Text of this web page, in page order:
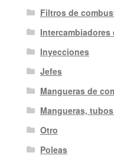
Filtros de
Intercambiadores
Inyecciones
Jefes
Mangueras de
Mangueras,
Otro
Poleas